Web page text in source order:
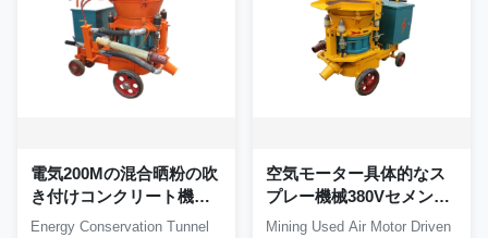
電気200Mの混合晒粉の吹
き付けコンクリート機械
携帯用Gunite機械
Energy Conservation Tunnel
空気モーター具体的なス
プレー機械380Vセメント
のスプレーヤー機械
Mining Used Air Motor Driven